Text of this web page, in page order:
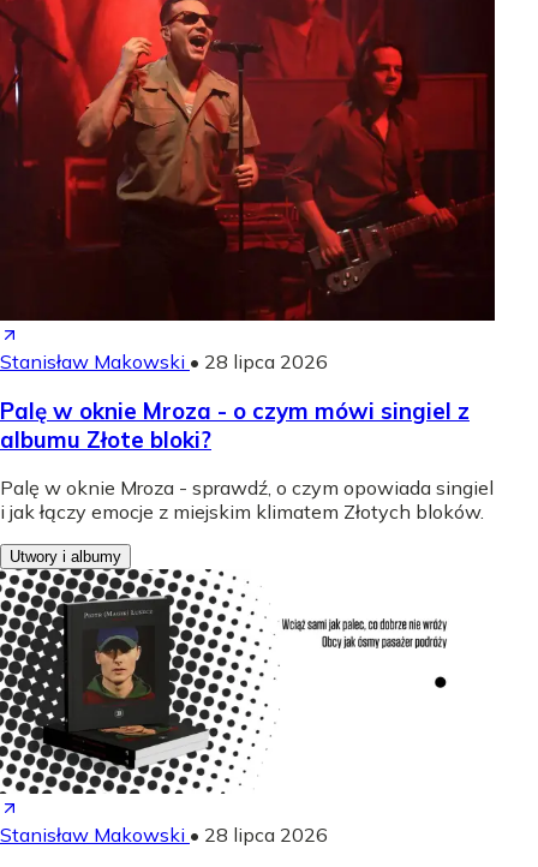
Stanisław Makowski • 28 lipca 2026
Palę w oknie Mroza - o czym mówi singiel z
albumu Złote bloki?
Palę w oknie Mroza - sprawdź, o czym opowiada singiel
i jak łączy emocje z miejskim klimatem Złotych bloków.
Utwory i albumy
Stanisław Makowski • 28 lipca 2026